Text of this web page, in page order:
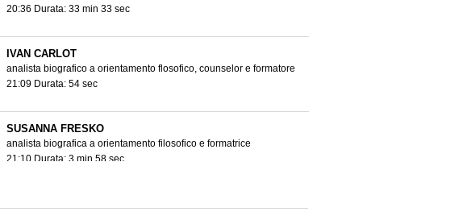
20:36 Durata: 33 min 33 sec
IVAN CARLOT
analista biografico a orientamento flosofico, counselor e formatore
21:09 Durata: 54 sec
SUSANNA FRESKO
analista biografica a orientamento filosofico e formatrice
21:10 Durata: 3 min 58 sec